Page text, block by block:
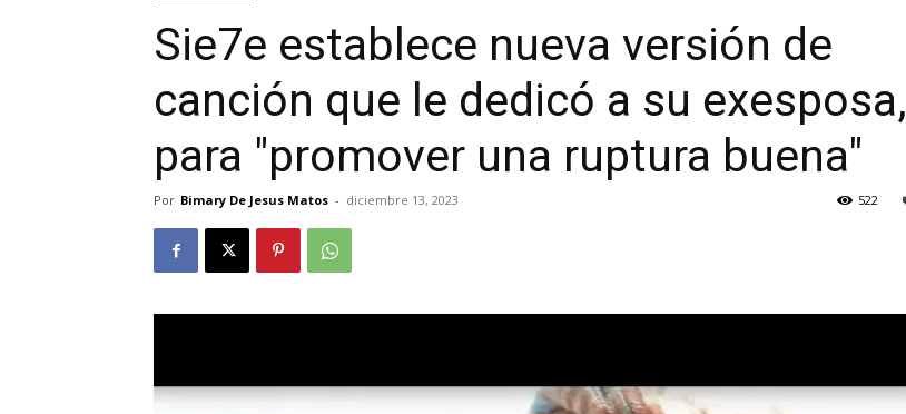
Sie7e establece nueva versión de
canción que le dedicó a su exesposa,
para "promover una ruptura buena"
Por Bimary De Jesus Matos - diciembre 13, 2023 522